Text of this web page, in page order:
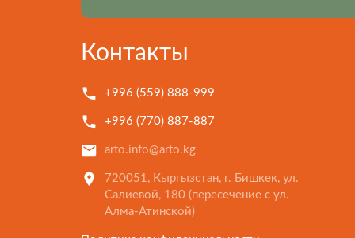
Контакты
+996 (559) 888-999
+996 (770) 887-887
arto.info@arto.kg
720051, Кыргызстан, г. Бишкек, ул.
Салиевой, 180 (пересечение с ул.
Алма-Атинской)